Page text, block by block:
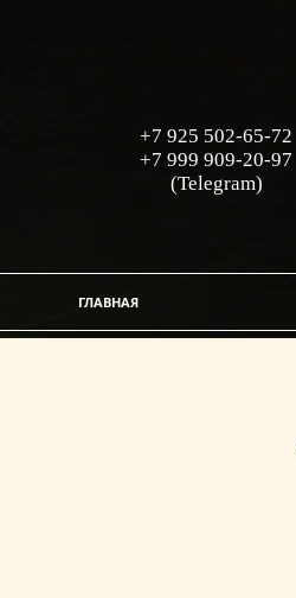
+7 925 502-65-72
+7 999 909-20-97
(Telegram)
ГЛАВНАЯ